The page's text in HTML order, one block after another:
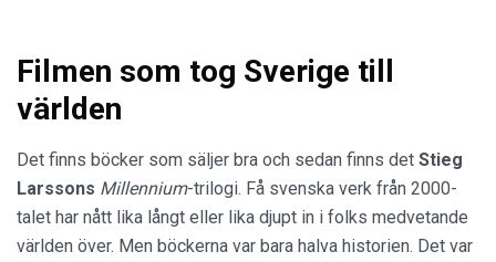
Filmen som tog Sverige till
världen
Det finns böcker som säljer bra och sedan finns det Stieg
Larssons Millennium-trilogi. Få svenska verk från 2000-
talet har nått lika långt eller lika djupt in i folks medvetande
världen över. Men böckerna var bara halva historien. Det var